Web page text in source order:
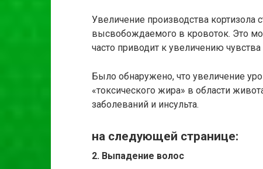
Увеличение производства кортизола
высвобождаемого в кровоток. Это
часто приводит к увеличению чувства
Было обнаружено, что увеличение
«токсического жира» в области
заболеваний и инсульта.
на следующей странице:
2. Выпадение волос